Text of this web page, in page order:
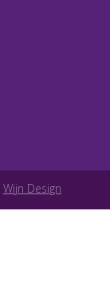
Wijn Design